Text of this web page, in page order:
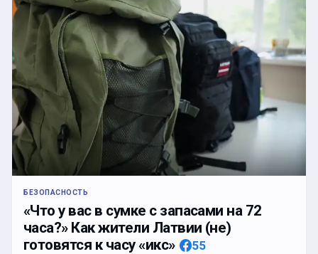
БЕЗОПАСНОСТЬ
«Что у вас в сумке с запасами на 72
часа?» Как жители Латвии (не)
готовятся к часу «икс»
55